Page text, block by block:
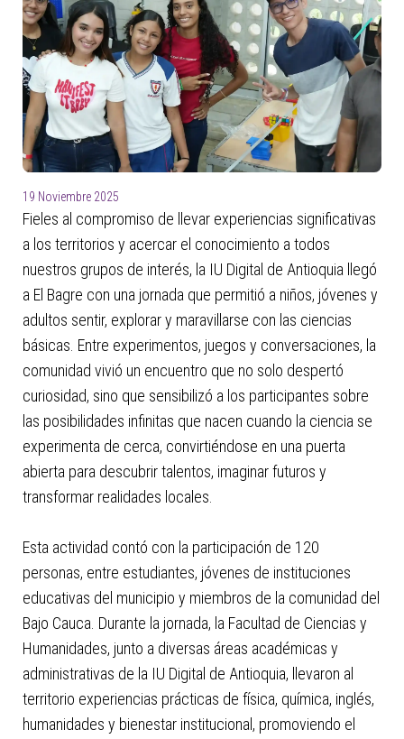
19 Noviembre 2025
Fieles al compromiso de llevar experiencias significativas
a los territorios y acercar el conocimiento a todos
nuestros grupos de interés, la IU Digital de Antioquia llegó
a El Bagre con una jornada que permitió a niños, jóvenes y
adultos sentir, explorar y maravillarse con las ciencias
básicas. Entre experimentos, juegos y conversaciones, la
comunidad vivió un encuentro que no solo despertó
curiosidad, sino que sensibilizó a los participantes sobre
las posibilidades infinitas que nacen cuando la ciencia se
experimenta de cerca, convirtiéndose en una puerta
abierta para descubrir talentos, imaginar futuros y
transformar realidades locales.
Esta actividad contó con la participación de 120
personas, entre estudiantes, jóvenes de instituciones
educativas del municipio y miembros de la comunidad del
Bajo Cauca. Durante la jornada, la Facultad de Ciencias y
Humanidades, junto a diversas áreas académicas y
administrativas de la IU Digital de Antioquia, llevaron al
territorio experiencias prácticas de física, química, inglés,
humanidades y bienestar institucional, promoviendo el